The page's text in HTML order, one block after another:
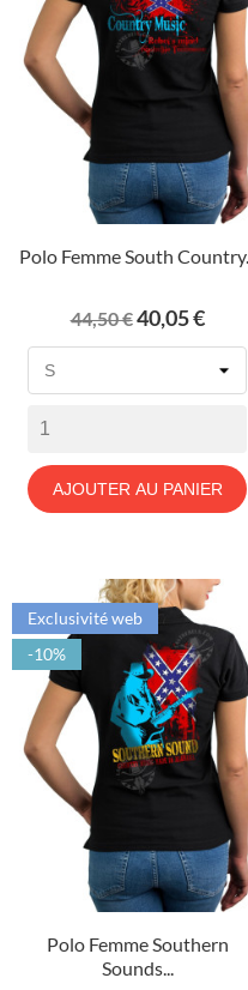
Polo Femme South Country...
Prix
de
44,50 €Prix
40,05 €
AJOUTER AU PANIER
Polo Femme Southern
Sounds...
Exclusivité web
-10%